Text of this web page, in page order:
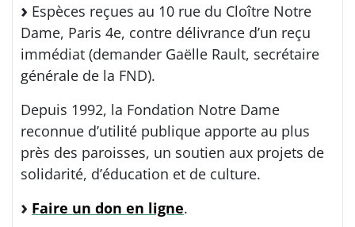
Espèces reçues au 10 rue du Cloître Notre
Dame, Paris 4e, contre délivrance d’un reçu
immédiat (demander Gaëlle Rault, secrétaire
générale de la FND).
Depuis 1992, la Fondation Notre Dame
reconnue d’utilité publique apporte au plus
près des paroisses, un soutien aux projets de
solidarité, d’éducation et de culture.
Faire un don en ligne.